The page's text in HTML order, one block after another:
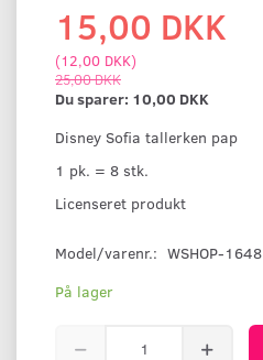
15,00 DKK
(12,00 DKK)
25,00 DKK
Du sparer: 10,00 DKK
Disney Sofia tallerken pap
1 pk. = 8 stk.
Licenseret produkt
Model/varenr.: WSHOP-1648
På lager